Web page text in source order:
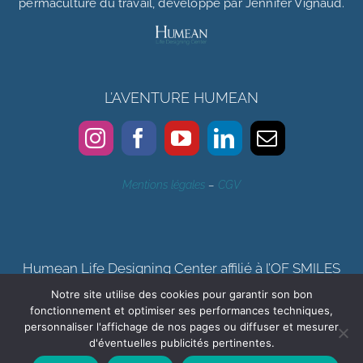
permaculture du travail, développé par Jennifer Vignaud.
L’AVENTURE HUMEAN
Mentions légales – CGV
Humean Life Designing Center affilié à l’OF SMILES
Certification qualité Qualiopi délivrée au titre de la catégorie
d’actions de formation, bilan de compétences
Notre site utilise des cookies pour garantir son bon
fonctionnement et optimiser ses performances techniques,
personnaliser l'affichage de nos pages ou diffuser et mesurer
d'éventuelles publicités pertinentes.